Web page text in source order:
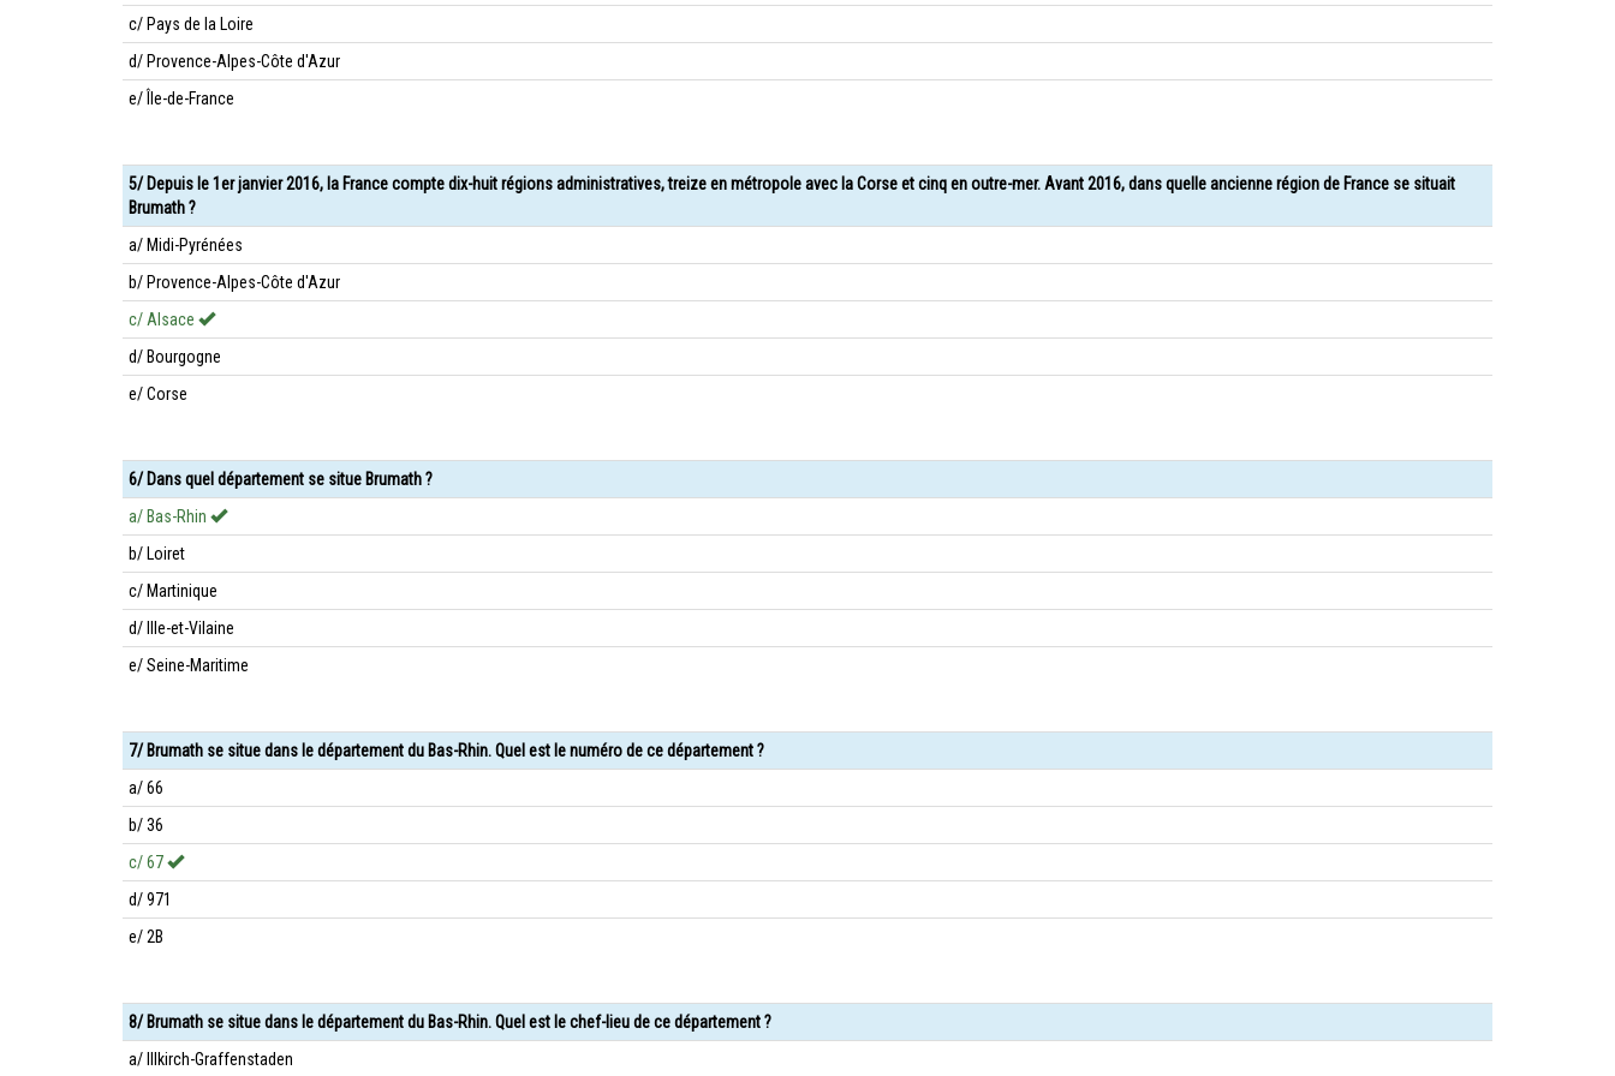
c/ Pays de la Loire
d/ Provence-Alpes-Côte d'Azur
e/ Île-de-France
5/ Depuis le 1er janvier 2016, la France compte dix-huit régions administratives, treize en métropole avec la Corse et cinq en outre-mer. Avant 2016, dans quelle ancienne région de France se situait
Brumath ?
a/ Midi-Pyrénées
b/ Provence-Alpes-Côte d'Azur
c/ Alsace
d/ Bourgogne
e/ Corse
6/ Dans quel département se situe Brumath ?
a/ Bas-Rhin
b/ Loiret
c/ Martinique
d/ Ille-et-Vilaine
e/ Seine-Maritime
7/ Brumath se situe dans le département du Bas-Rhin. Quel est le numéro de ce département ?
a/ 66
b/ 36
c/ 67
d/ 971
e/ 2B
8/ Brumath se situe dans le département du Bas-Rhin. Quel est le chef-lieu de ce département ?
a/ Illkirch-Graffenstaden